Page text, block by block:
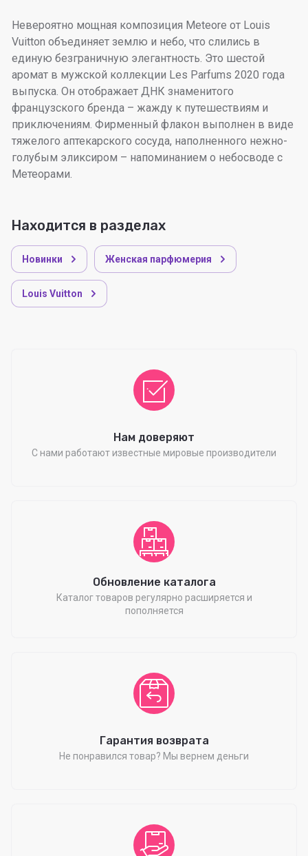
Невероятно мощная композиция Meteore от Louis
Vuitton объединяет землю и небо, что слились в
единую безграничную элегантность. Это шестой
аромат в мужской коллекции Les Parfums 2020 года
выпуска. Он отображает ДНК знаменитого
французского бренда – жажду к путешествиям и
приключениям. Фирменный флакон выполнен в виде
тяжелого аптекарского сосуда, наполненного нежно-
голубым эликсиром – напоминанием о небосводе с
Метеорами.
Находится в разделах
Новинки Женская парфюмерия
Louis Vuitton
Нам доверяют
С нами работают известные мировые производители
Обновление каталога
Каталог товаров регулярно расширяется и
пополняется
Гарантия возврата
Не понравился товар? Мы вернем деньги